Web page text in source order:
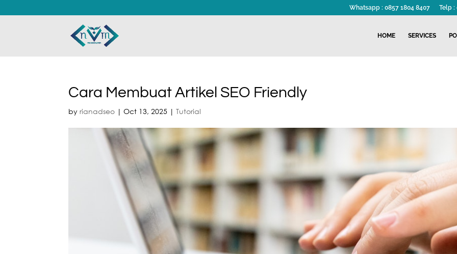
Whatsapp : 0857 1804 8407 Telp :
HOME SERVICES
Cara Membuat Artikel SEO Friendly
byrianadseo |Oct 13, 2025 |Tutorial